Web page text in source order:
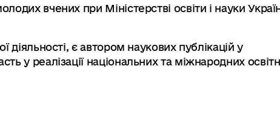
вчених при Міністерстві освіти і науки
діяльності, є автором наукових публікацій у
у реалізації національних та міжнародних